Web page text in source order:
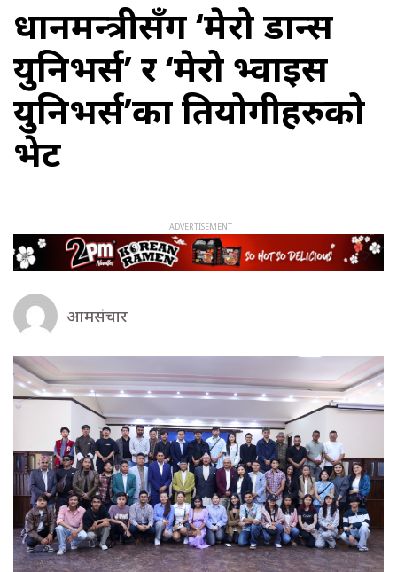
प्रधानमन्त्रीसँग ‘मेरो डान्स
युनिभर्स’ र ‘मेरो भ्वाइस
युनिभर्स’का प्रतियोगीहरुको
भेट
आमसंचार